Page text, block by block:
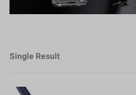
Single Result